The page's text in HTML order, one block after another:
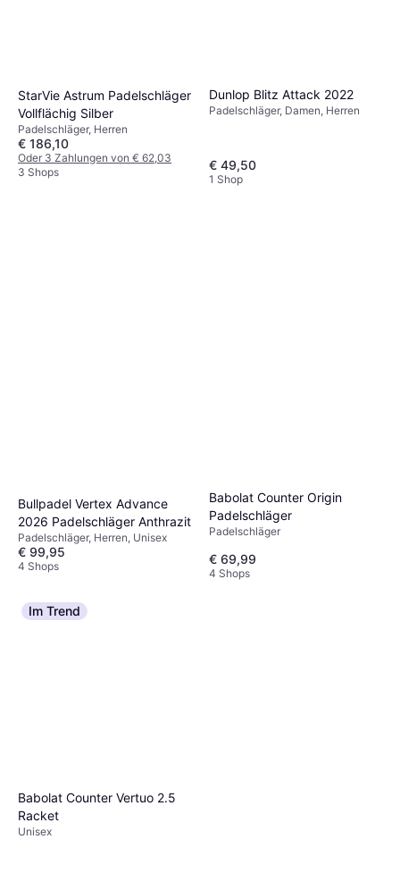
StarVie Astrum Padelschläger
Vollflächig Silber
Padelschläger, Herren
€ 186,10
Oder 3 Zahlungen von € 62,03
3 Shops
Dunlop Blitz Attack 2022
Padelschläger, Damen, Herren
€ 49,50
1 Shop
Bullpadel Vertex Advance
2026 Padelschläger Anthrazit
Padelschläger, Herren, Unisex
€ 99,95
4 Shops
Babolat Counter Origin
Padelschläger
Padelschläger
€ 69,99
4 Shops
Im Trend
Babolat Counter Vertuo 2.5
Racket
Unisex